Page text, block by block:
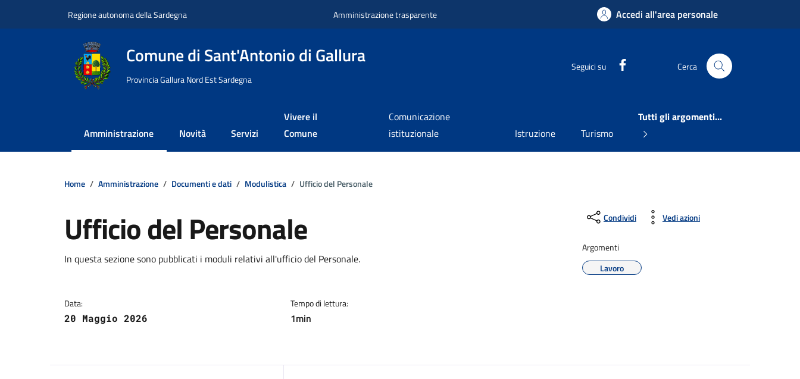
Regione autonoma della Sardegna Amministrazione trasparente Accedi all'area personale
Comune di Sant'Antonio di Gallura
Provincia Gallura Nord Est Sardegna
Seguici su Cerca
Amministrazione Novità Servizi
Vivere il
Comune
Comunicazione
istituzionale
Istruzione Turismo
Tutti gli argomenti...
Home Amministrazione Documenti e dati Modulistica Ufficio del Personale
Ufficio del Personale
Dettagli della notizia
In questa sezione sono pubblicati i moduli relativi all'ufficio del Personale.
Data:
20 Maggio 2026
Tempo di lettura:
1min
Condividi Vedi azioni
Argomenti
Lavoro